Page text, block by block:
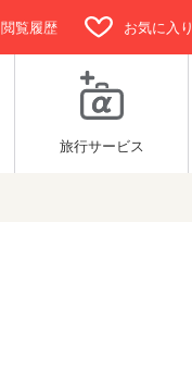
閲覧履歴 お気に入り
旅行サービス